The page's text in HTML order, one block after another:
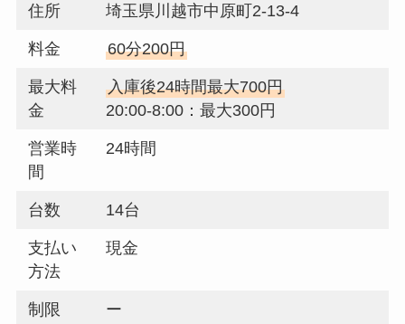
住所 埼玉県川越市中原町2-13-4
料金 60分200円
最大料
金
入庫後24時間最大700円
20:00-8:00：最大300円
営業時
間
24時間
台数 14台
支払い
方法
現金
制限 ー